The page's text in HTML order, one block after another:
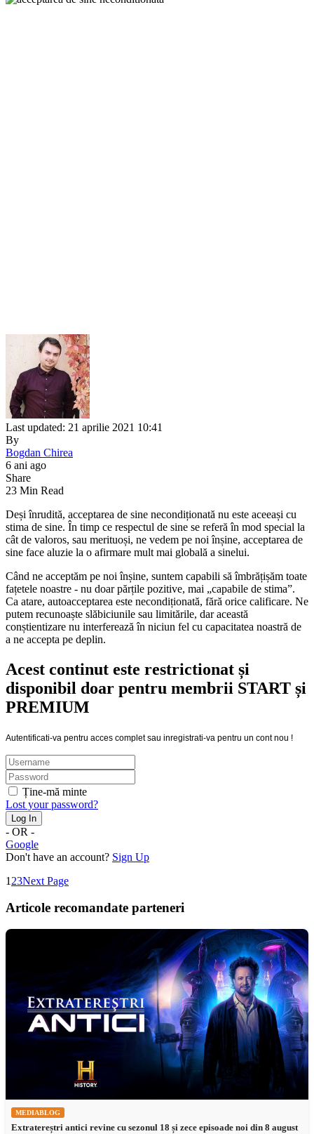
Last updated: 21 aprilie 2021 10:41
By
Bogdan Chirea
6 ani ago
Share
23 Min Read
Deși înrudită, acceptarea de sine necondiționată nu este aceeași cu
stima de sine. În timp ce respectul de sine se referă în mod special la
cât de valoros, sau merituoși, ne vedem pe noi înșine, acceptarea de
sine face aluzie la o afirmare mult mai globală a sinelui.
Când ne acceptăm pe noi înșine, suntem capabili să îmbrățișăm toate
fațetele noastre - nu doar părțile pozitive, mai „capabile de stima”.
Ca atare, autoacceptarea este necondiționată, fără orice calificare. Ne
putem recunoaște slăbiciunile sau limitările, dar această
conștientizare nu interferează în niciun fel cu capacitatea noastră de
a ne accepta pe deplin.
Acest continut este restrictionat și
disponibil doar pentru membrii START și
PREMIUM
Autentificati-va pentru acces complet sau inregistrati-va pentru un cont nou !
Ține-mă minte
Lost your password?
- OR -
Google
Don't have an account? Sign Up
1 23Next Page
Articole recomandate parteneri
MEDIABLOG
Extratereștri antici revine cu sezonul 18 și zece episoade noi din 8 august